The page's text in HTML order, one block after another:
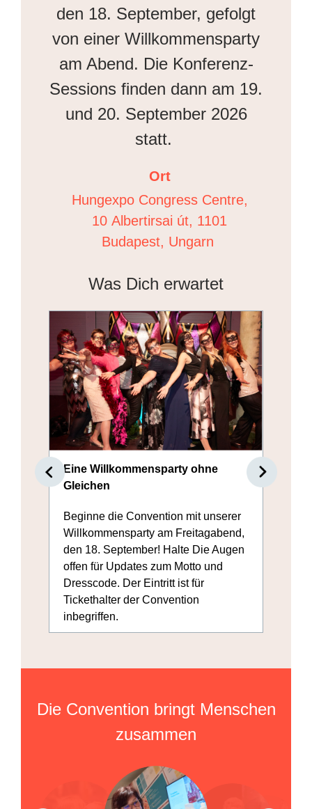
den 18. September, gefolgt
von einer Willkommensparty
am Abend. Die Konferenz-
Sessions finden dann am 19.
und 20. September 2026
statt.
Ort
Hungexpo Congress Centre,
10 Albertirsai út, 1101
Budapest, Ungarn
Was Dich erwartet
Eine Willkommensparty ohne
Gleichen
Beginne die Convention mit unserer
Willkommensparty am Freitagabend,
den 18. September! Halte Die Augen
offen für Updates zum Motto und
Dresscode. Der Eintritt ist für
Tickethalter der Convention
inbegriffen.
Die Convention bringt Menschen
zusammen